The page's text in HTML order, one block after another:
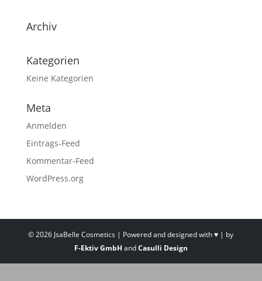
Archiv
Kategorien
Keine Kategorien
Meta
Anmelden
Eintrags-Feed
Kommentar-Feed
WordPress.org
©2026 JsaBelle Cosmetics | Powered and designed with ♥ | by
F-Ektiv GmbH andCasulli Design